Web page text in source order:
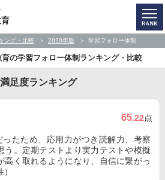
ング・比較 2020年版 学習フォロー体制
育の学習フォロー体制ランキング・比較
足度ランキング
65.22点
たため、応用力がつき読解力、考察
う。定期テストより実力テストや模擬
高く取れるようになり、自信に繋がっ